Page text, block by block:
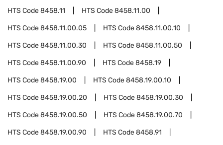
HTS Code8458.11 HTS Code8458.11.00
HTS Code8458.11.00.05 HTS Code8458.11.00.10
HTS Code8458.11.00.30 HTS Code8458.11.00.50
HTS Code8458.11.00.90 HTS Code8458.19
HTS Code8458.19.00 HTS Code8458.19.00.10
HTS Code8458.19.00.20 HTS Code8458.19.00.30
HTS Code8458.19.00.50 HTS Code8458.19.00.70
HTS Code8458.19.00.90 HTS Code8458.91